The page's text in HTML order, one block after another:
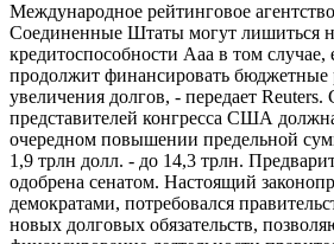
Международное рейтинговое
Соединенные Штаты могут лишиться
кредитоспособности Aaa в том случае,
продолжит финансировать бюджетные
увеличения долгов, - передает Reuters.
представителей конгресса США
очередном повышении предельной
1,9 трлн долл. - до 14,3 трлн.
одобрена сенатом. Настоящий
демократами, потребовался
новых долговых обязательств,